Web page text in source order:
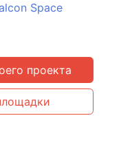
Space
проекта